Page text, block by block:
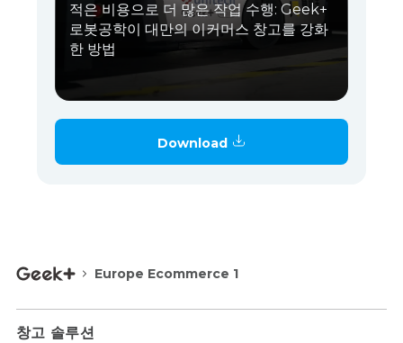
적은 비용으로 더 많은 작업 수행: Geek+
로봇공학이 대만의 이커머스 창고를 강화
한 방법
Download
Europe Ecommerce 1
창고 솔루션